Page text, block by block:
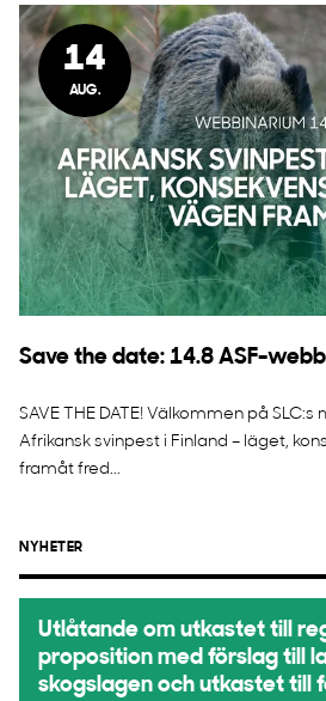
14
AUG.
Save the date: 14.8 ASF-
SAVE THE DATE! Välkommen på
Afrikansk svinpest i Finland – läget,
framåt fred...
NYHETER
Utlåtande om utkastet till
proposition med förslag till
skogslagen och utkastet till